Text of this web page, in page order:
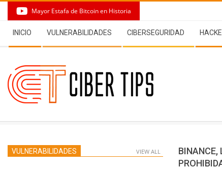
content
Mayor Estafa de Bitcoin en Historia
Navigation
Menu
INICIO VULNERABILIDADES CIBERSEGURIDAD
BINANCE,
VULNERABILIDADES VIEW ALL